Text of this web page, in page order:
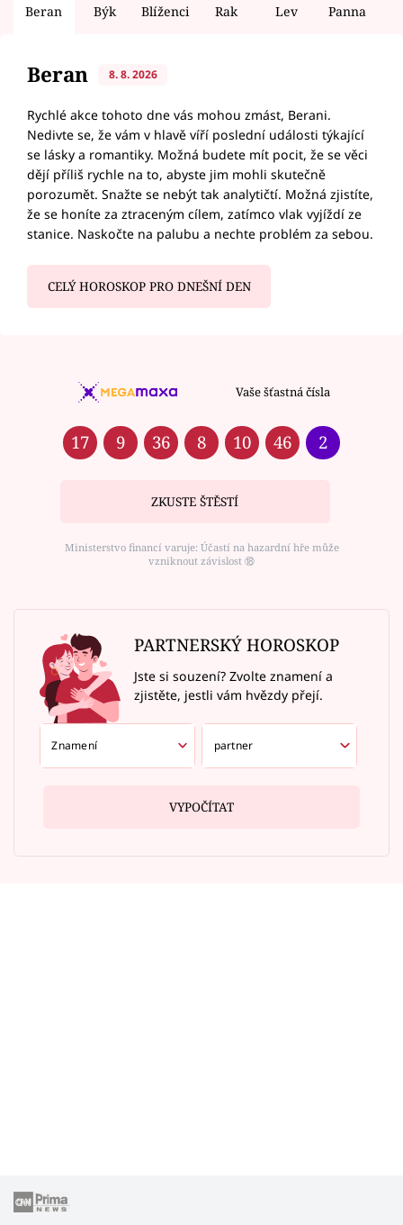
Beran Býk Blíženci Rak Lev Panna
Beran 8. 8. 2026
Rychlé akce tohoto dne vás mohou zmást, Berani.
Nedivte se, že vám v hlavě víří poslední události týkající
se lásky a romantiky. Možná budete mít pocit, že se věci
dějí příliš rychle na to, abyste jim mohli skutečně
porozumět. Snažte se nebýt tak analytičtí. Možná zjistíte,
že se honíte za ztraceným cílem, zatímco vlak vyjíždí ze
stanice. Naskočte na palubu a nechte problém za sebou.
CELÝ HOROSKOP PRO DNEŠNÍ DEN
Vaše šťastná čísla
17 9 36 8 10 46 2
ZKUSTE ŠTĚSTÍ
Ministerstvo financí varuje: Účastí na hazardní hře může
vzniknout závislost ⑱
PARTNERSKÝ HOROSKOP
Jste si souzení? Zvolte znamení a
zjistěte, jestli vám hvězdy přejí.
VYPOČÍTAT